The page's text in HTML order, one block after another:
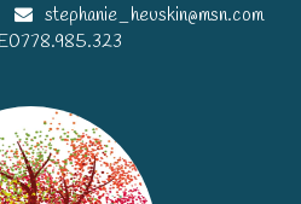
stephanie_heuskin@msn.com